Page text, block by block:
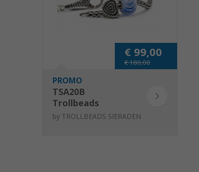
€ 99,00
€ 180,00
PROMO
TSA20B
Trollbeads
Golvend hart
by TROLLBEADS SIERADEN